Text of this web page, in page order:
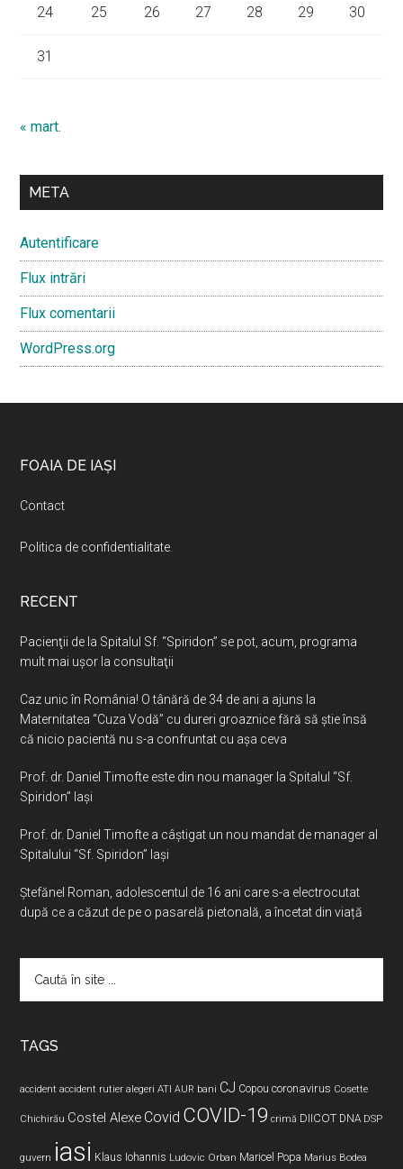
24 25 26 27 28 29 30
31
« mart.
META
Autentificare
Flux intrări
Flux comentarii
WordPress.org
Footer
FOAIA DE IAȘI
Contact
Politica de confidentialitate
RECENT
Pacienţii de la Spitalul Sf. “Spiridon” se pot, acum, programa
mult mai uşor la consultaţii
Caz unic în România! O tânără de 34 de ani a ajuns la
Maternitatea “Cuza Vodă” cu dureri groaznice fără să ştie însă
că nicio pacientă nu s-a confruntat cu așa ceva
Prof. dr. Daniel Timofte este din nou manager la Spitalul “Sf.
Spiridon” Iaşi
Prof. dr. Daniel Timofte a câștigat un nou mandat de manager al
Spitalului “Sf. Spiridon” Iași
Ştefănel Roman, adolescentul de 16 ani care s-a electrocutat
după ce a căzut de pe o pasarelă pietonală, a încetat din viață
TAGS
accident accident rutier alegeri ATI AUR bani CJ Copou coronavirus Cosette
Chichirău Costel Alexe Covid COVID-19 crimă DIICOT DNA DSP
guvern iasi Klaus Iohannis Ludovic Orban Maricel Popa Marius Bodea